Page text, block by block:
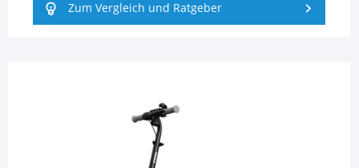
Zum Vergleich und Ratgeber